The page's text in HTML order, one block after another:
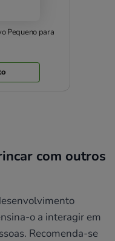
Pequeno para
com outros
o a interagir em
Recomenda-se